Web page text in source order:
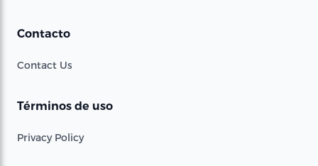
Contacto
Contact Us
Términos de uso
Privacy Policy